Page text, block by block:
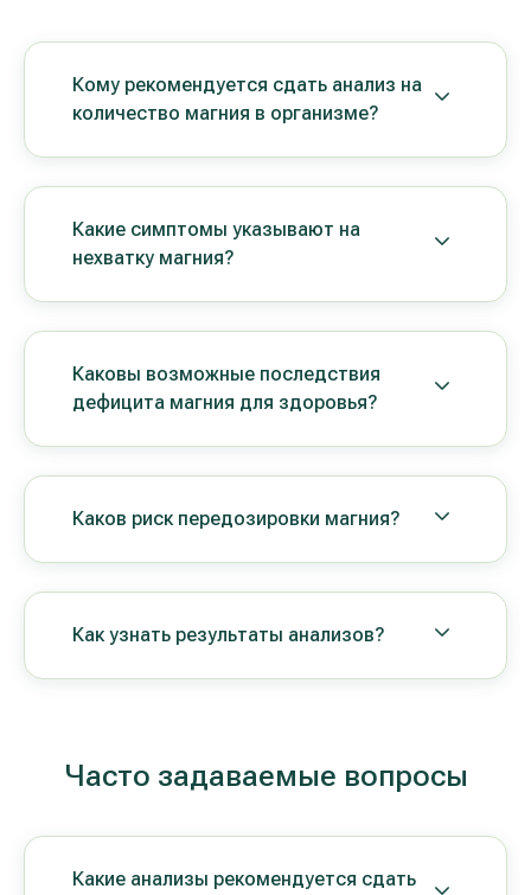
Кому рекомендуется сдать анализ на
количество магния в организме?
Какие симптомы указывают на
нехватку магния?
Каковы возможные последствия
дефицита магния для здоровья?
Каков риск передозировки магния?
Как узнать результаты анализов?
Часто задаваемые вопросы
Какие анализы рекомендуется сдать